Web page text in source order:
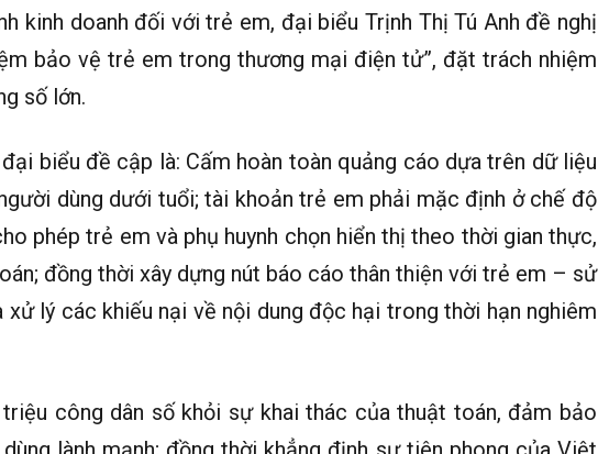
kinh doanh đối với trẻ em, đại biểu Trịnh Thị Tú Anh đề nghị
bảo vệ trẻ em trong thương mại điện tử”, đặt trách nhiệm
số lớn.
biểu đề cập là: Cấm hoàn toàn quảng cáo dựa trên dữ liệu
dùng dưới tuổi; tài khoản trẻ em phải mặc định ở chế độ
phép trẻ em và phụ huynh chọn hiển thị theo thời gian thực,
đồng thời xây dựng nút báo cáo thân thiện với trẻ em – sử
xử lý các khiếu nại về nội dung độc hại trong thời hạn nghiêm
công dân số khỏi sự khai thác của thuật toán, đảm bảo